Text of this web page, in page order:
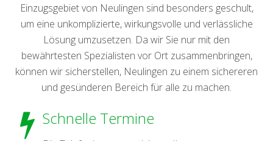
Einzugsgebiet von Neulingen sind besonders geschult,
um eine unkomplizierte, wirkungsvolle und verlässliche
Lösung umzusetzen. Da wir Sie nur mit den
bewährtesten Spezialisten vor Ort zusammenbringen,
können wir sicherstellen, Neulingen zu einem sichereren
und gesünderen Bereich für alle zu machen.
Schnelle Termine